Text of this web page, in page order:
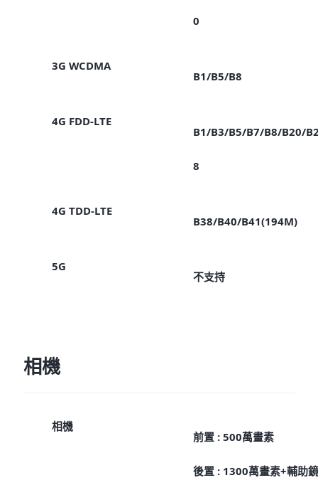
0
3G WCDMA
B1/B5/B8
4G FDD-LTE
B1/B3/B5/B7/B8/B20/
8
4G TDD-LTE
B38/B40/B41(194M)
5G
不支持
相機
相機
前置 : 500萬畫素
後置 : 1300萬畫素+輔助鏡